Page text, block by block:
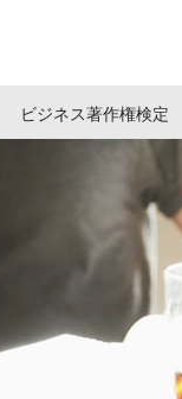
ビジネス著作権検定